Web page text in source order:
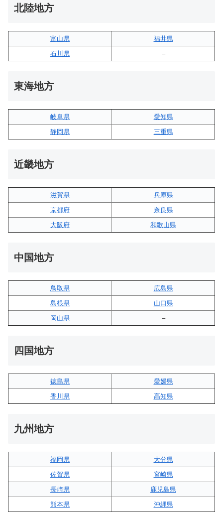
北陸地方
富山県
福井県
石川県
–
東海地方
岐阜県
愛知県
静岡県
三重県
近畿地方
滋賀県
兵庫県
京都府
奈良県
大阪府
和歌山県
中国地方
鳥取県
広島県
島根県
山口県
岡山県
–
四国地方
徳島県
愛媛県
香川県
高知県
九州地方
福岡県
大分県
佐賀県
宮崎県
長崎県
鹿児島県
熊本県
沖縄県